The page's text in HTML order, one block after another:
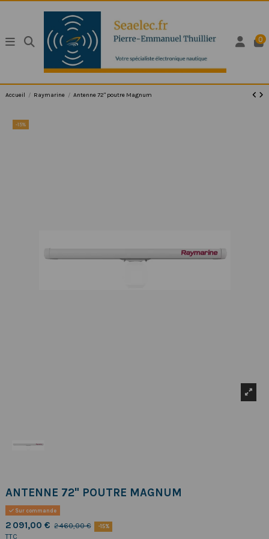
0
Accueil Raymarine Antenne 72" poutre Magnum
-15%
ANTENNE 72" POUTRE MAGNUM
Sur commande
2 091,00 € 2 460,00 € -15%
TTC